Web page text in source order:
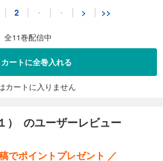
なし（１１）
2 ・ ・ > >>
全11巻配信中
カートに全巻入れる
カートに入りません
） のユーザーレビュー
でポイントプレゼント ／